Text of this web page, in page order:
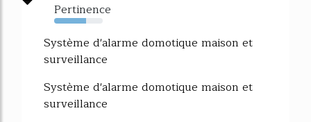
Pertinence
66%
Système d'alarme domotique maison et
surveillance
Système d'alarme domotique maison et
surveillance